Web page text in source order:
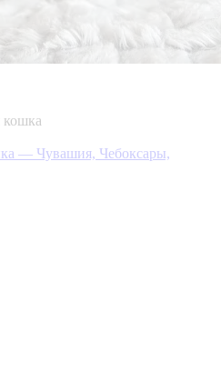
кошка
— Чувашия, Чебоксары,